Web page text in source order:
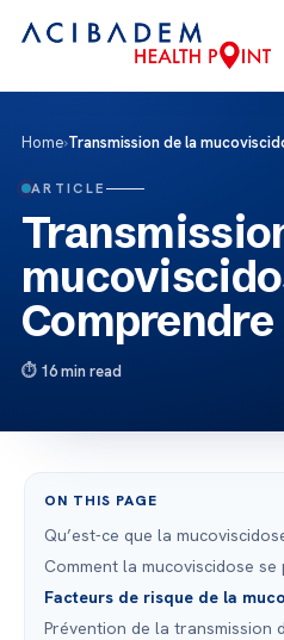
Home›Transmission de la
ARTICLE
Comprendre
16 min read
ON THIS PAGE
Qu’est-ce que la
Comment la mucoviscidose se
Facteurs de risque de la
Prévention de la transmission